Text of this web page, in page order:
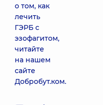
о том, как
лечить
ГЭРБ с
эзофагитом,
читайте
на нашем
сайте
Добробут.ком.